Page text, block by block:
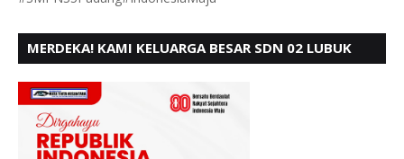
MERDEKA! KAMI KELUARGA BESAR SDN 02 LUBUK
HUT RI KE - 80,